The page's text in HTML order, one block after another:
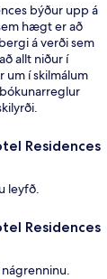
býður upp á
hægt er að
á verði sem
allt niður í
um í skilmálum
Residences
leyfð.
Residences